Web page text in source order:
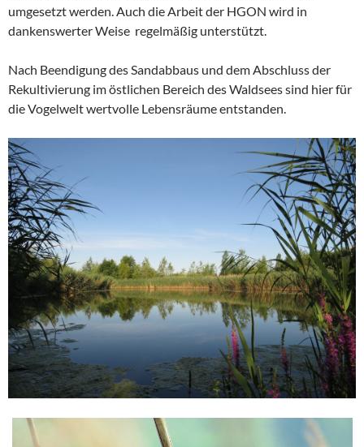
umgesetzt werden. Auch die Arbeit der HGON wird in
dankenswerter Weise regelmäßig unterstützt.
Nach Beendigung des Sandabbaus und dem Abschluss der
Rekultivierung im östlichen Bereich des Waldsees sind hier für
die Vogelwelt wertvolle Lebensräume entstanden.